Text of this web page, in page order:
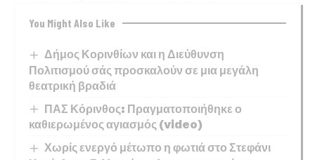
You Might Also Like
Δήμος Κορινθίων και η Διεύθυνση
Πολιτισμού σάς προσκαλούν σε μια μεγάλη
θεατρική βραδιά
ΠΑΣ Κόρινθος: Πραγματοποιήθηκε ο
καθιερωμένος αγιασμός (video)
Χωρίς ενεργό μέτωπο η φωτιά στο Στεφάνι